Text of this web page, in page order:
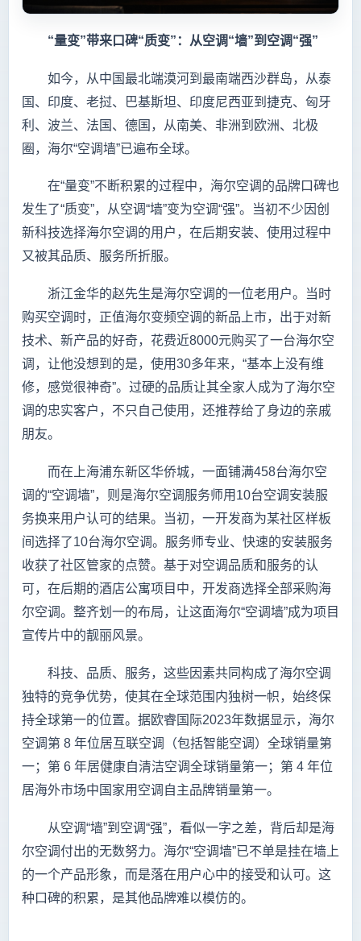
“量变”带来口碑“质变”：从空调“墙”到空调“强”
如今，从中国最北端漠河到最南端西沙群岛，从泰
国、印度、老挝、巴基斯坦、印度尼西亚到捷克、匈牙
利、波兰、法国、德国，从南美、非洲到欧洲、北极
圈，海尔“空调墙”已遍布全球。
在“量变”不断积累的过程中，海尔空调的品牌口碑也
发生了“质变”，从空调“墙”变为空调“强”。当初不少因创
新科技选择海尔空调的用户，在后期安装、使用过程中
又被其品质、服务所折服。
浙江金华的赵先生是海尔空调的一位老用户。当时
购买空调时，正值海尔变频空调的新品上市，出于对新
技术、新产品的好奇，花费近8000元购买了一台海尔空
调，让他没想到的是，使用30多年来，“基本上没有维
修，感觉很神奇”。过硬的品质让其全家人成为了海尔空
调的忠实客户，不只自己使用，还推荐给了身边的亲戚
朋友。
而在上海浦东新区华侨城，一面铺满458台海尔空
调的“空调墙”，则是海尔空调服务师用10台空调安装服
务换来用户认可的结果。当初，一开发商为某社区样板
间选择了10台海尔空调。服务师专业、快速的安装服务
收获了社区管家的点赞。基于对空调品质和服务的认
可，在后期的酒店公寓项目中，开发商选择全部采购海
尔空调。整齐划一的布局，让这面海尔“空调墙”成为项目
宣传片中的靓丽风景。
科技、品质、服务，这些因素共同构成了海尔空调
独特的竞争优势，‌使其在全球范围内独树一帜，始终保
持全球第一的位置。据欧睿国际2023年数据显示，海尔
空调第 8 年位居互联空调（包括智能空调）全球销量第
一；第 6 年居健康自清洁空调全球销量第一；第 4 年位
居海外市场中国家用空调自主品牌销量第一。
从空调“墙”到空调“强”，看似一字之差，背后却是海
尔空调付出的无数努力。海尔“空调墙”已不单是挂在墙上
的一个产品形象，而是落在用户心中的接受和认可。这
种口碑的积累，是其他品牌难以模仿的。